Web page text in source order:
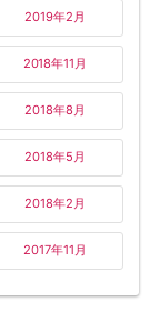
2019年2月
2018年11月
2018年8月
2018年5月
2018年2月
2017年11月